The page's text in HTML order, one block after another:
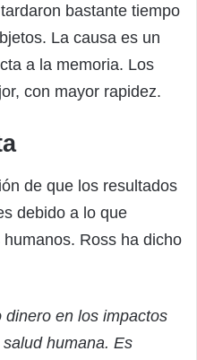
bastante tiempo
La causa es un
a la memoria. Los
con mayor rapidez.
de que los resultados
debido a lo que
Ross ha dicho
en los impactos
humana. Es